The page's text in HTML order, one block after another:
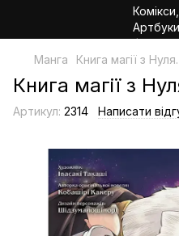
Манга Книга магії з
Книга магії з
Артикул: 2314 Написати